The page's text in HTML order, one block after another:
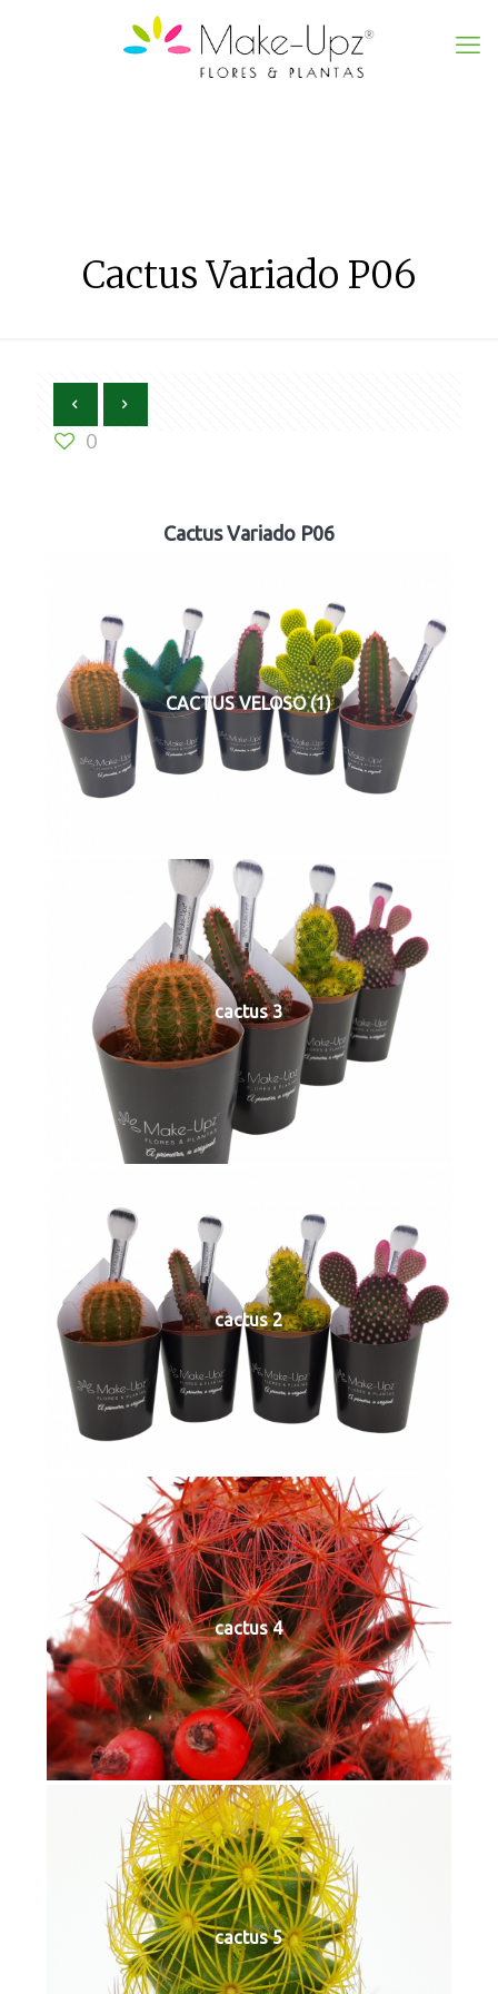
Cactus Variado P06
0
Cactus Variado P06
CACTUS VELOSO (1)
cactus 3
cactus 2
cactus 4
cactus 5